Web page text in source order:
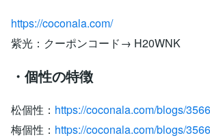
https://coconala.com/
紫光：クーポンコード→ H20WNK
・個性の特徴
松個性： https://coconala.com/blogs/
梅個性： https://coconala.com/blogs/